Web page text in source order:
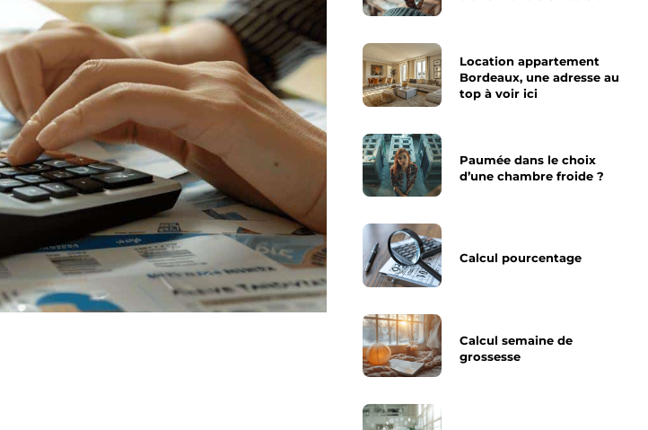
Location appartement
Bordeaux, une adresse au
top à voir ici
Paumée dans le choix
d’une chambre froide ?
Calcul pourcentage
Calcul semaine de
grossesse